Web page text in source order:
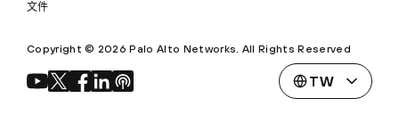
文件
Copyright © 2026 Palo Alto Networks. All Rights Reserved
TW